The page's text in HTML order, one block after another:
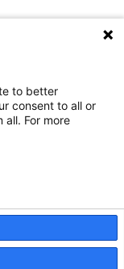
to better
consent to all or
all. For more